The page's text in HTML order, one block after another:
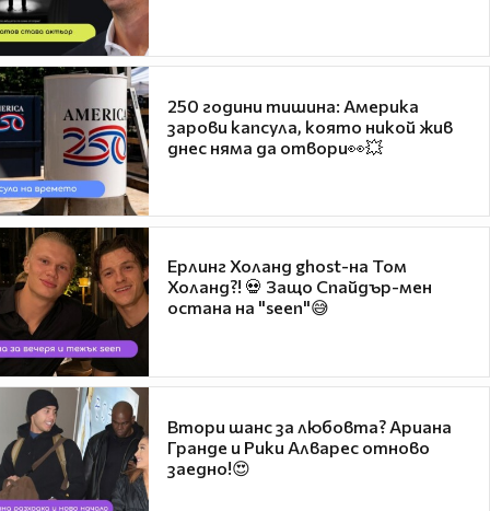
250 години тишина: Америка
зарови капсула, която никой жив
днес няма да отвори👀💥
Ерлинг Холанд ghost-на Том
Холанд?! 💀 Защо Спайдър-мен
остана на "seen"😅
Втори шанс за любовта? Ариана
Гранде и Рики Алварес отново
заедно!😍